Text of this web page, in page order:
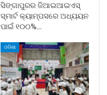
ସିଙ୍ଗାପୁରର ଜିଆଇଆଇଏସ୍
ସ୍ମାର୍ଟ କ୍ୟାମ୍ପସରେ ଅଧ୍ୟୟନ
ପାଇଁ ୧୦୦%…
ଓଡିଶା